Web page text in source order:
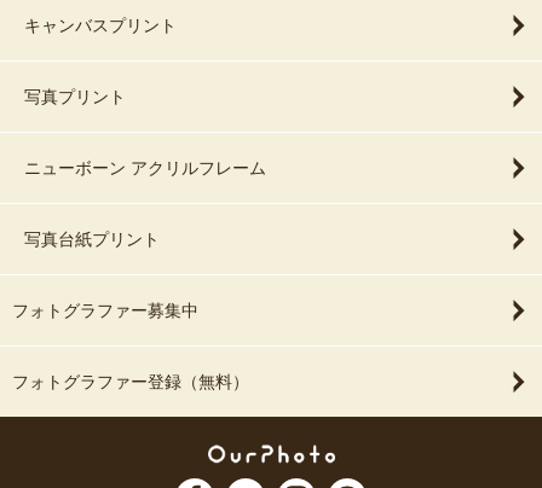
キャンバスプリント
写真プリント
ニューボーン アクリルフレーム
写真台紙プリント
フォトグラファー募集中
フォトグラファー登録（無料）